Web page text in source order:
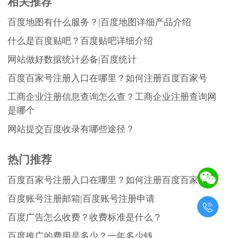
百度地图有什么服务？|百度地图详细产品介绍
什么是百度贴吧？百度贴吧详细介绍
网站做好数据统计必备|百度统计
百度百家号注册入口在哪里？如何注册百度百家号
工商企业注册信息查询怎么查？工商企业注册查询网
是哪个
网站提交百度收录有哪些途径？
热门推荐
百度百家号注册入口在哪里？如何注册百度百家号
百度账号注册邮箱|百度账号注册申请
百度广告怎么收费？收费标准是什么？
百度推广的费用是多少？一年多少钱
